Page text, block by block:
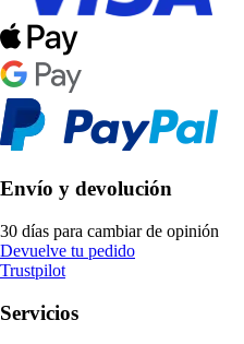
Envío y devolución
30 días para cambiar de opinión
Devuelve tu pedido
Trustpilot
Servicios